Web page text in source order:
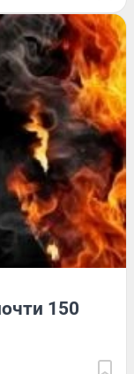
150